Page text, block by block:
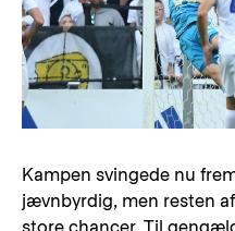
Kampen svingede nu
jævnbyrdig, men resten